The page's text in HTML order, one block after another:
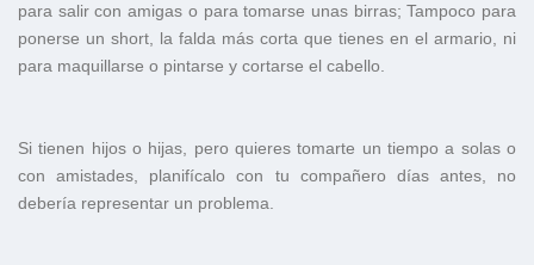
para salir con amigas o para tomarse unas birras; Tampoco para
ponerse un short, la falda más corta que tienes en el armario, ni
para maquillarse o pintarse y cortarse el cabello.
Si tienen hijos o hijas, pero quieres tomarte un tiempo a solas o
con amistades, planifícalo con tu compañero días antes, no
debería representar un problema.